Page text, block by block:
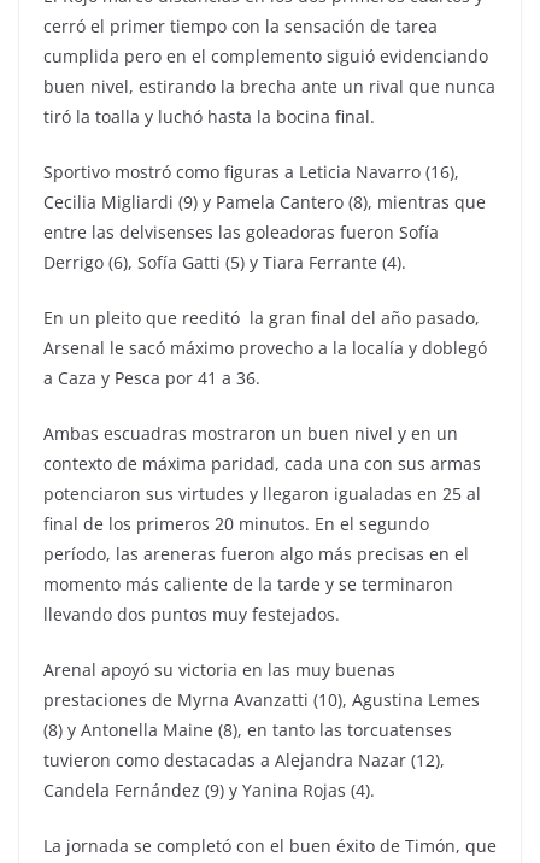
cerró el primer tiempo con la sensación de tarea
cumplida pero en el complemento siguió evidenciando
buen nivel, estirando la brecha ante un rival que nunca
tiró la toalla y luchó hasta la bocina final.
Sportivo mostró como figuras a Leticia Navarro (16),
Cecilia Migliardi (9) y Pamela Cantero (8), mientras que
entre las delvisenses las goleadoras fueron Sofía
Derrigo (6), Sofía Gatti (5) y Tiara Ferrante (4).
En un pleito que reeditó la gran final del año pasado,
Arsenal le sacó máximo provecho a la localía y doblegó
a Caza y Pesca por 41 a 36.
Ambas escuadras mostraron un buen nivel y en un
contexto de máxima paridad, cada una con sus armas
potenciaron sus virtudes y llegaron igualadas en 25 al
final de los primeros 20 minutos. En el segundo
período, las areneras fueron algo más precisas en el
momento más caliente de la tarde y se terminaron
llevando dos puntos muy festejados.
Arenal apoyó su victoria en las muy buenas
prestaciones de Myrna Avanzatti (10), Agustina Lemes
(8) y Antonella Maine (8), en tanto las torcuatenses
tuvieron como destacadas a Alejandra Nazar (12),
Candela Fernández (9) y Yanina Rojas (4).
La jornada se completó con el buen éxito de Timón, que